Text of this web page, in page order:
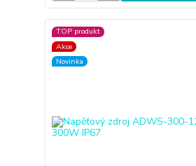
TOP produkt
Akce
Novinka